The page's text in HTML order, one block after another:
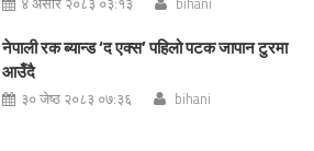
नेपाली रक ब्यान्ड ‘द एक्स’ पहिलो पटक जापान टुरमा
आउँदै
३० जेष्ठ २०८३ ०७:३६ bihani